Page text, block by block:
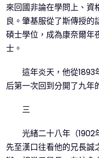
來回國非論在學問上、資
良。肇基服從了斯傳授的
碩士學位，成為康奈爾年
士。
這年炎天，他從
后第一次回到分開了九年
三
光緒二十八年（1902
先至漢口往看他的兄長誠